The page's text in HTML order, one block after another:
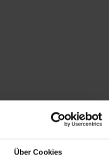
Über Cookies